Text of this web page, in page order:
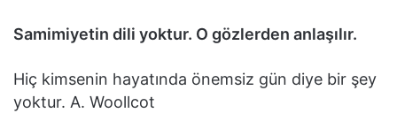
Samimiyetin dili yoktur. O gözlerden anlaşılır.
Hiç kimsenin hayatında önemsiz gün diye bir şey
yoktur. A. Woollcot